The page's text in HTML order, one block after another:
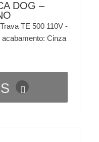
DOG –
TE 500 110V -
Cinza